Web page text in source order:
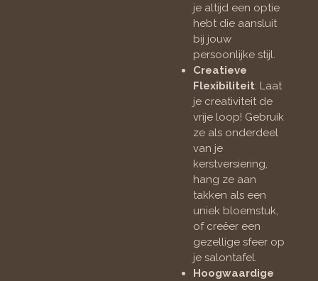
je altijd een optie
hebt die aansluit
bij jouw
persoonlijke stijl.
Creatieve
Flexibiliteit: Laat
je creativiteit de
vrije loop! Gebruik
ze als onderdeel
van je
kerstversiering,
hang ze aan
takken als een
uniek bloemstuk,
of creëer een
gezellige sfeer op
je salontafel.
Hoogwaardige